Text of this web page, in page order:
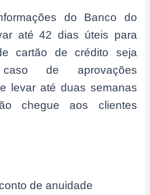
do Banco do
até 42 dias úteis para
cartão de crédito seja
de aprovações
levar até duas semanas
chegue aos clientes
de anuidade